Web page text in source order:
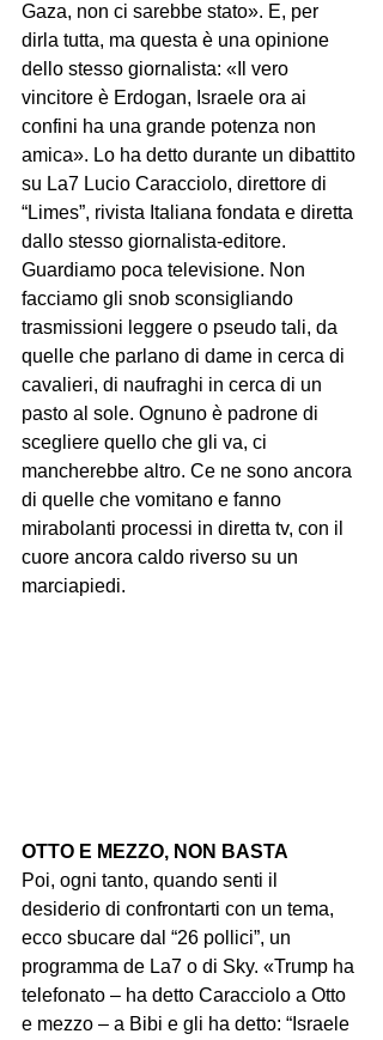
Gaza, non ci sarebbe stato». E, per
dirla tutta, ma questa è una opinione
dello stesso giornalista: «Il vero
vincitore è Erdogan, Israele ora ai
confini ha una grande potenza non
amica». Lo ha detto durante un dibattito
su La7 Lucio Caracciolo, direttore di
“Limes”, rivista Italiana fondata e diretta
dallo stesso giornalista-editore.
Guardiamo poca televisione. Non
facciamo gli snob sconsigliando
trasmissioni leggere o pseudo tali, da
quelle che parlano di dame in cerca di
cavalieri, di naufraghi in cerca di un
pasto al sole. Ognuno è padrone di
scegliere quello che gli va, ci
mancherebbe altro. Ce ne sono ancora
di quelle che vomitano e fanno
mirabolanti processi in diretta tv, con il
cuore ancora caldo riverso su un
marciapiedi.
OTTO E MEZZO, NON BASTA
Poi, ogni tanto, quando senti il
desiderio di confrontarti con un tema,
ecco sbucare dal “26 pollici”, un
programma de La7 o di Sky. «Trump ha
telefonato – ha detto Caracciolo a Otto
e mezzo – a Bibi e gli ha detto: “Israele